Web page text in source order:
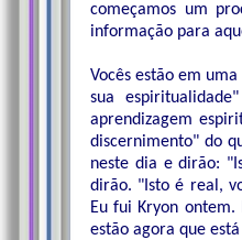
começamos um
informação para
Vocês estão em
sua
aprendizagem
discernimento" do
neste dia e dirão:
dirão. "Isto é real,
Eu fui Kryon
estão agora que